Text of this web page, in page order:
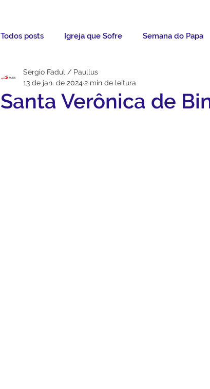
Todos posts Igreja que Sofre Semana do Papa
Mensagem da Semana
Santa Verônica de
Sérgio Fadul / Paullus
13 de jan. de 2024 2 min de leitura